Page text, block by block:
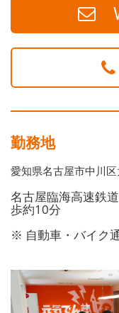
勤務地
愛知県名古屋市中川
名古屋臨海高速鉄
歩約10分
※ 自動車・バイク